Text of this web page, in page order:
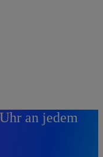
an jedem